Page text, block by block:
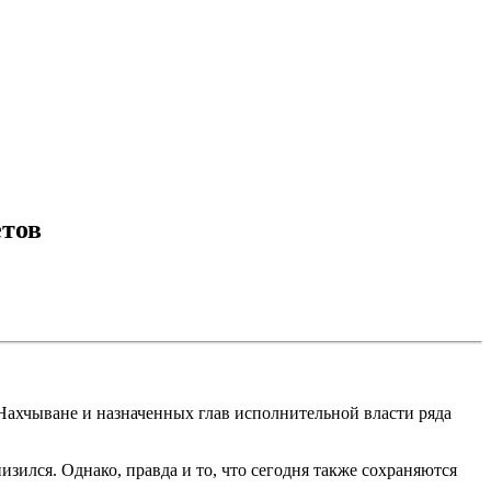
и назначенных глав исполнительной власти ряда
Однако, правда и то, что сегодня также сохраняются